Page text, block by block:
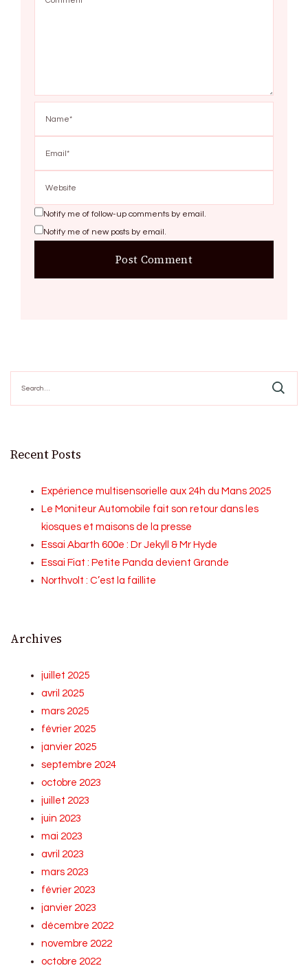
Notify me of follow-up comments by email.
Notify me of new posts by email.
for:
Recent Posts
Expérience multisensorielle aux 24h du Mans 2025
Le Moniteur Automobile fait son retour dans les
kiosques et maisons de la presse
Essai Abarth 600e : Dr Jekyll & Mr Hyde
Essai Fiat : Petite Panda devient Grande
Northvolt : C’est la faillite
Archives
juillet 2025
avril 2025
mars 2025
février 2025
janvier 2025
septembre 2024
octobre 2023
juillet 2023
juin 2023
mai 2023
avril 2023
mars 2023
février 2023
janvier 2023
décembre 2022
novembre 2022
octobre 2022